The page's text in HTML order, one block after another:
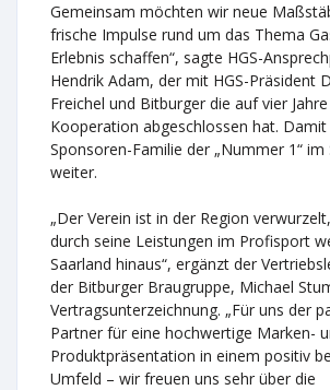
Gemeinsam möchten wir neue
frische Impulse rund um das Thema
Erlebnis schaffen“, sagte HGS-
Hendrik Adam, der mit HGS-Präsident
Freichel und Bitburger die auf vier
Kooperation abgeschlossen hat.
Sponsoren-Familie der „Nummer 1“ im
weiter.
„Der Verein ist in der Region
durch seine Leistungen im Profisport
Saarland hinaus“, ergänzt der
der Bitburger Braugruppe, Michael
Vertragsunterzeichnung. „Für uns der
Partner für eine hochwertige Marken-
Produktpräsentation in einem positiv
Umfeld – wir freuen uns sehr über die